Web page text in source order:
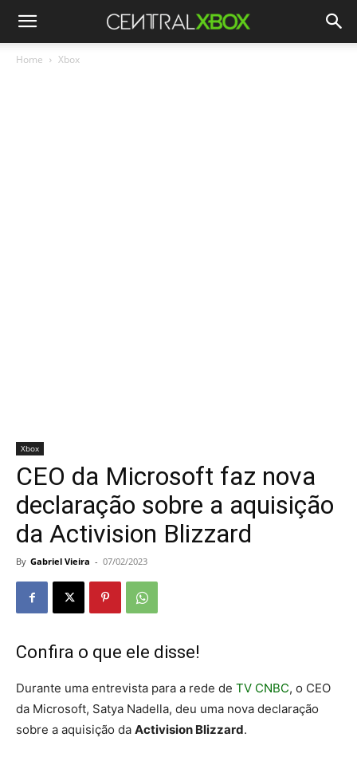
Home Xbox
Xbox
CEO da Microsoft faz nova
declaração sobre a aquisição
da Activision Blizzard
By Gabriel Vieira - 07/02/2023
Confira o que ele disse!
Durante uma entrevista para a rede de TV CNBC, o CEO
da Microsoft, Satya Nadella, deu uma nova declaração
sobre a aquisição da Activision Blizzard.